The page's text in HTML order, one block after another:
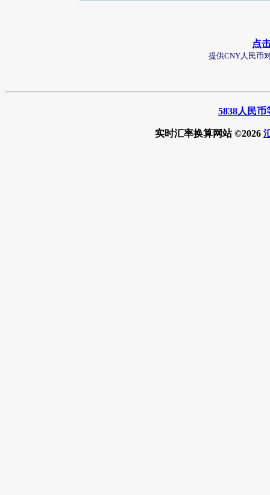
点
提供CNY人民币
5838人民
实时汇率换算网站 ©2026